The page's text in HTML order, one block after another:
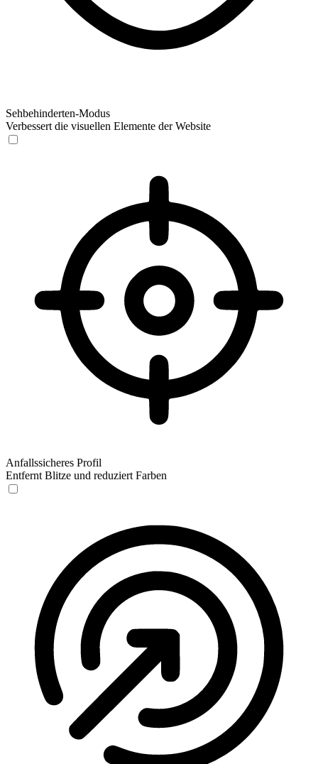
Sehbehinderten-Modus
Verbessert die visuellen Elemente der Website
Anfallssicheres Profil
Entfernt Blitze und reduziert Farben